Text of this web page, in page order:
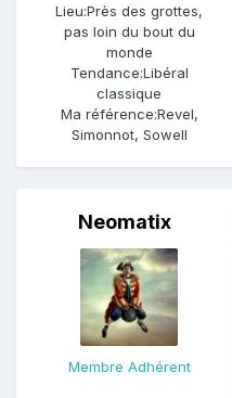
Lieu:Près des grottes,
pas loin du bout du
monde
Tendance:Libéral
classique
Ma référence:Revel,
Simonnot, Sowell
Neomatix
Membre Adhérent